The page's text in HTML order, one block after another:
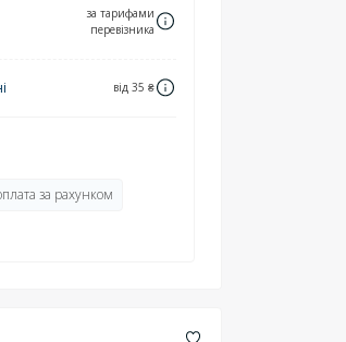
за тарифами
перевізника
від 35 ₴
за рахунком